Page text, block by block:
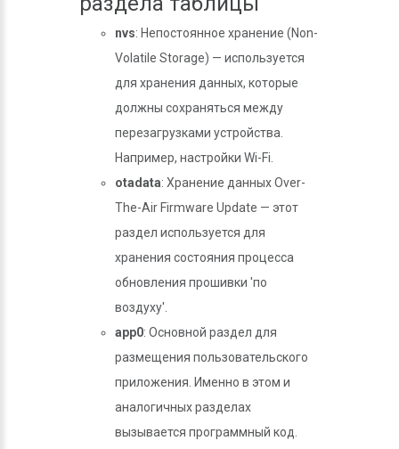
nvs: Непостоянное хранение (Non-
Volatile Storage) — используется
для хранения данных, которые
должны сохраняться между
перезагрузками устройства.
Например, настройки Wi-Fi.
otadata: Хранение данных Over-
The-Air Firmware Update — этот
раздел используется для
хранения состояния процесса
обновления прошивки 'по
воздуху'.
app0: Основной раздел для
размещения пользовательского
приложения. Именно в этом и
аналогичных разделах
вызывается программный код.